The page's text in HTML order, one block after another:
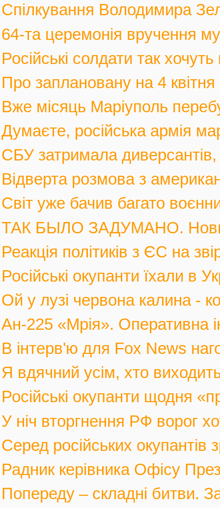
Спілкування Володимира
64-та церемонія вручення
Російські солдати так
Про заплановану на 4
Вже місяць Маріуполь
Думаєте, російська армія
СБУ затримала диверсантів,
Відверта розмова з
Світ уже бачив багато
ТАК БЫЛО ЗАДУМАНО.
Реакція політиків з ЄС на
Російські окупанти їхали в
Ой у лузі червона калина -
Ан-225 «Мрія». Оперативна
В інтерв'ю для Fox News
Я вдячний усім, хто
Російські окупанти щодня
У ніч вторгнення РФ ворог
Серед російських
Радник керівника Офісу
Попереду – складні битви.